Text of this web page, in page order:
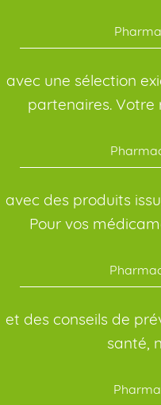
avec une sélection
partenaires. Votre
avec des produits
Pour vos
et des conseils de
santé,